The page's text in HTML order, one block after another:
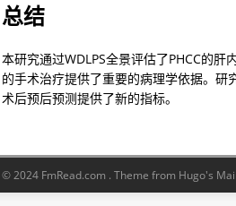
总结
本研究通过WDLPS全景评估了PHCC的肝
的手术治疗提供了重要的病理学依据。研
术后预后预测提供了新的指标。
© 2024 FmRead.com . Theme from Hugo's